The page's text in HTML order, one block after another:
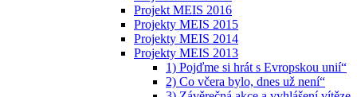
Projekt MEIS 2016
Projekty MEIS 2015
Projekty MEIS 2014
Projekty MEIS 2013
1) Pojďme si hrát s Evropskou unií“
2) Co včera bylo, dnes už není“